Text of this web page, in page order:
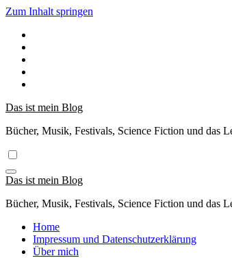
Zum Inhalt springen
Das ist mein Blog
Bücher, Musik, Festivals, Science Fiction und das
Das ist mein Blog
Bücher, Musik, Festivals, Science Fiction und das
Home
Impressum und Datenschutzerklärung
Über mich